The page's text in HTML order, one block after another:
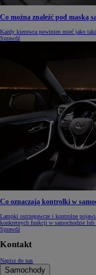
Co można znaleźć pod maską
Każdy kierowca powinien mieć jako
Sprawdź
Co oznaczają kontrolki w
Lampki ostrzegawcze i kontrolne
konkretnych funkcji w samochodzie lub
Sprawdź
Kontakt
Napisz do nas
Samochody